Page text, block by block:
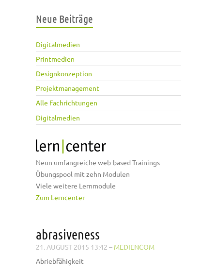
Neue Beiträge
Digitalmedien
Printmedien
Designkonzeption
Projektmanagement
Alle Fachrichtungen
Digitalmedien
Neun umfangreiche web-based Trainings
Übungspool mit zehn Modulen
Viele weitere Lernmodule
Zum Lerncenter
abrasiveness
21. AUGUST 2015 13:42 – MEDIENCOM
Abriebfähigkeit